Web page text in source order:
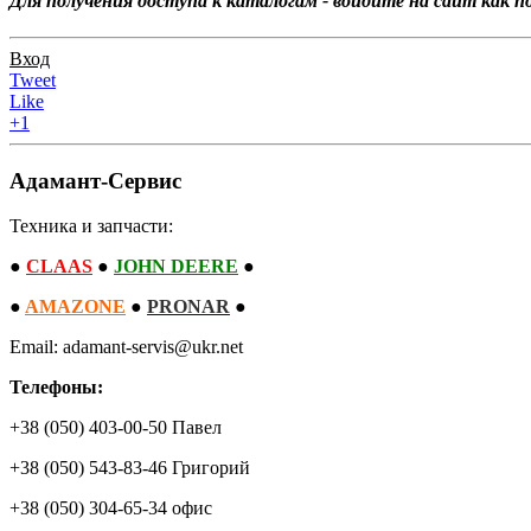
Вход
Tweet
Like
+1
Адамант-Сервис
Техника и запчасти:
● CLAAS ● JOHN DEERE ●
● AMAZONE ● PRONAR ●
Email: adamant-servis@ukr.net
Телефоны:
+38 (050) 403-00-50 Павел
+38 (050) 543-83-46 Григорий
+38 (050) 304-65-34 офис